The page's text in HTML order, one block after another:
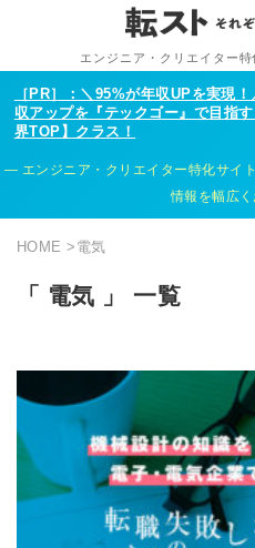
エンジニア・クリエイター
［PR］：＼95%が年収UPを実現
収アップを『テックゴー』で目指
界TOP】クラス！
エンジニア・クリエイター特化サイ
情報を幅広く
HOME > 電気
「 電気 」 一覧